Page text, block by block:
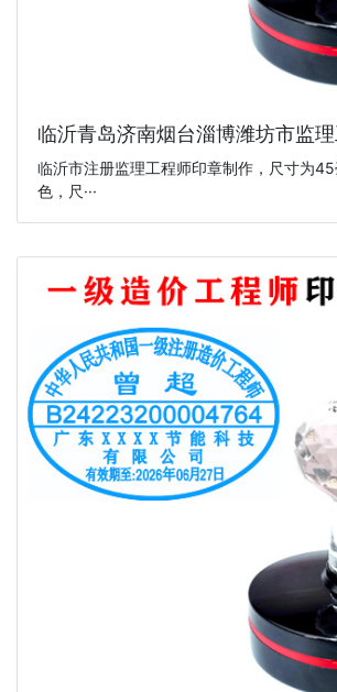
临沂青岛济南烟台淄博潍坊市监理
临沂市注册监理工程师印章制作，尺寸为
色，尺···